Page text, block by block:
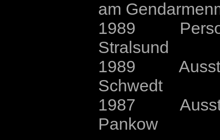
am
1989
Stralsund
1989
Schwedt
1987
Pankow